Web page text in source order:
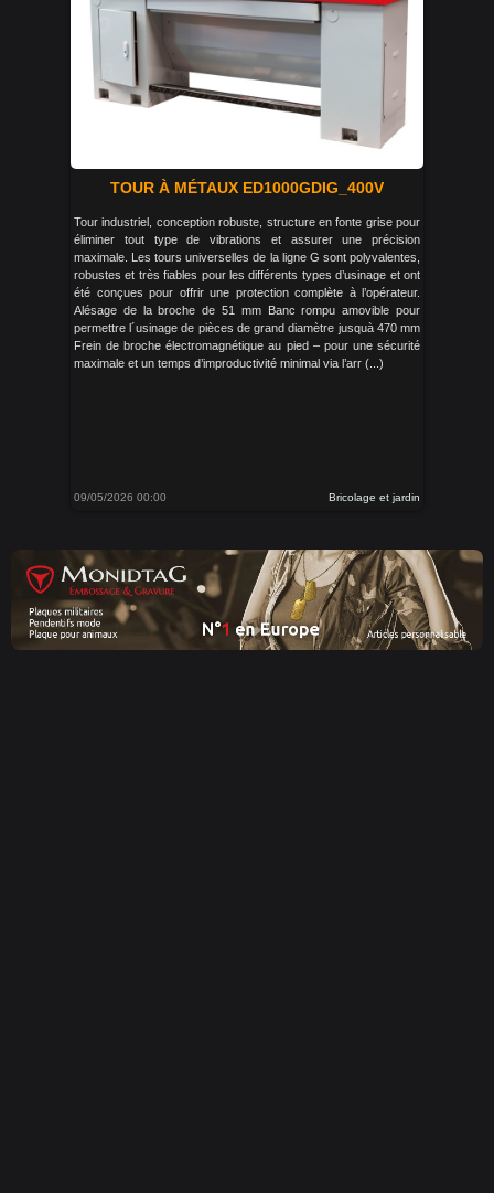
TOUR À MÉTAUX ED1000GDIG_400V
Tour industriel, conception robuste, structure en fonte grise pour
éliminer tout type de vibrations et assurer une précision
maximale. Les tours universelles de la ligne G sont polyvalentes,
robustes et très fiables pour les différents types d’usinage et ont
été conçues pour offrir une protection complète à l’opérateur.
Alésage de la broche de 51 mm Banc rompu amovible pour
permettre l´usinage de pièces de grand diamètre jusquà 470 mm
Frein de broche électromagnétique au pied – pour une sécurité
maximale et un temps d’improductivité minimal via l’arr (...)
09/05/2026 00:00 Bricolage et jardin